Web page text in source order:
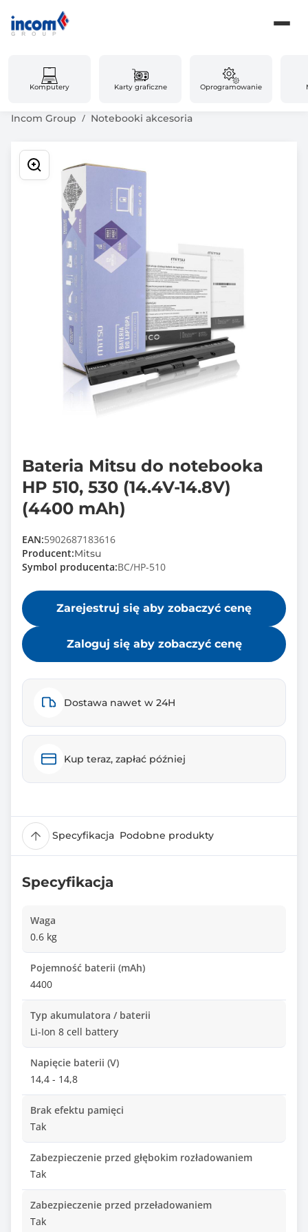
Komputery Karty graficzne Oprogramowanie
Incom Group Notebooki akcesoria
Bateria Mitsu do notebooka
HP 510, 530 (14.4V-14.8V)
(4400 mAh)
EAN:5902687183616
Producent:Mitsu
Symbol producenta:BC/HP-510
Zarejestruj się aby zobaczyć cenę
Zaloguj się aby zobaczyć cenę
Dostawa nawet w 24H
Kup teraz, zapłać później
Specyfikacja Podobne produkty
Specyfikacja
Waga
0.6 kg
Pojemność baterii (mAh)
4400
Typ akumulatora / baterii
Li-Ion 8 cell battery
Napięcie baterii (V)
14,4 - 14,8
Brak efektu pamięci
Tak
Zabezpieczenie przed głębokim rozładowaniem
Tak
Zabezpieczenie przed przeładowaniem
Tak